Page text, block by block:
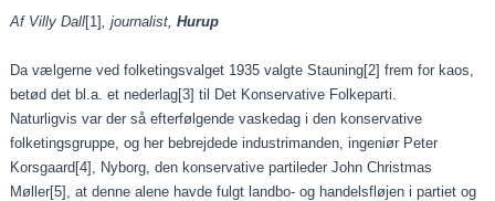
Af Villy Dall[1] , journalist,Hurup
Da vælgerne ved folketingsvalget 1935 valgte Stauning[2] frem for kaos,
betød det bl.a. et nederlag[3] til Det Konservative Folkeparti.
Naturligvis var der så efterfølgende vaskedag i den konservative
folketingsgruppe, og her bebrejdede industrimanden, ingeniør Peter
Korsgaard[4] , Nyborg, den konservative partileder John Christmas
Møller[5] , at denne alene havde fulgt landbo- og handelsfløjen i partiet og